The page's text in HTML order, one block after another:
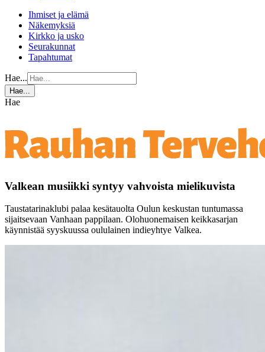
Ihmiset ja elämä
Näkemyksiä
Kirkko ja usko
Seurakunnat
Tapahtumat
Hae...
Hae...
Hae
Valkean musiikki syntyy vahvoista mielikuvista
Taustatarinaklubi palaa kesätauolta Oulun keskustan tuntumassa
sijaitsevaan Vanhaan pappilaan. Olohuonemaisen keikkasarjan
käynnistää syyskuussa oululainen indieyhtye Valkea.